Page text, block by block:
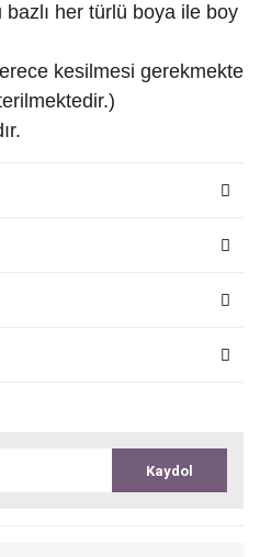
her türlü boya ile boy
kesilmesi gerekmekte
Kaydol